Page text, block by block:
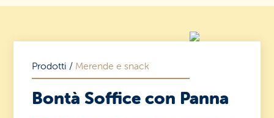
Sorridi, è Nutrifree
Prodotti / Merende e snack
Bontà Soffice con Panna